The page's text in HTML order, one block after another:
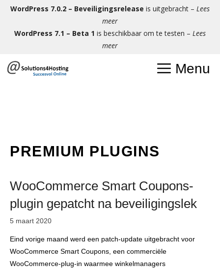
WordPress 7.0.2 – Beveiligingsrelease is uitgebracht – Lees
meer
WordPress 7.1 – Beta 1 is beschikbaar om te testen – Lees
meer
Menu
PREMIUM PLUGINS
WooCommerce Smart Coupons-
plugin gepatcht na beveiligingslek
5 maart 2020
Eind vorige maand werd een patch-update uitgebracht voor
WooCommerce Smart Coupons, een commerciële
WooCommerce-plug-in waarmee winkelmanagers